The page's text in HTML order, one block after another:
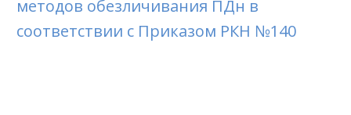
методов обезличивания ПДн в
соответствии с Приказом РКН №140